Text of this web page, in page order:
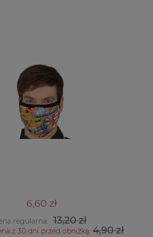
6,60 zł
regularna: 13,20 zł
z 30 dni przed obniżką:4,90 zł